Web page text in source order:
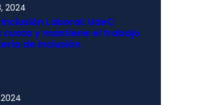
2024
Laboral: UdeC
cuota y mantiene el trabajo
de inclusión